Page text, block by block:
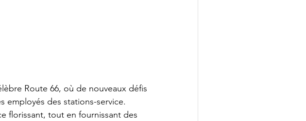
Route 66, où de nouveaux défis
employés des stations-service.
florissant, tout en fournissant des